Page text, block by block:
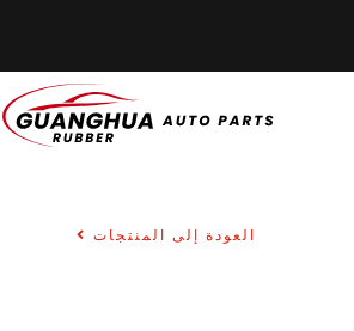
العودة إلى المنتجات